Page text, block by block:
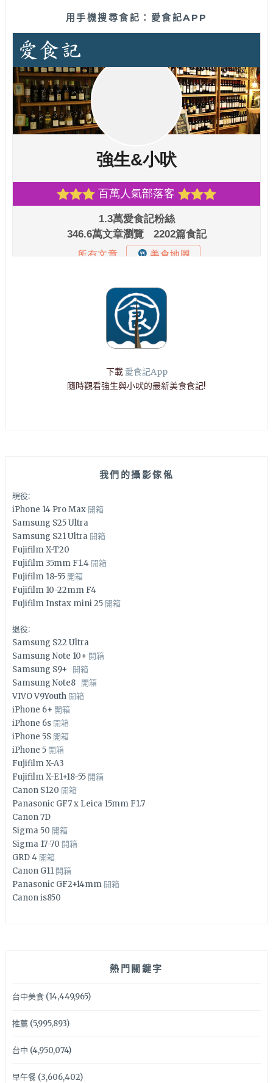
用手機搜尋食記：愛食記APP
下載 愛食記App
隨時觀看強生與小吠的最新美食食記!
我們的攝影傢俬
現役:
iPhone 14 Pro Max 開箱
Samsung S25 Ultra
Samsung S21 Ultra 開箱
Fujifilm X-T20
Fujifilm 35mm F1.4 開箱
Fujifilm 18-55 開箱
Fujifilm 10-22mm F4
Fujifilm Instax mini 25 開箱
退役:
Samsung S22 Ultra
Samsung Note 10+ 開箱
Samsung S9+ 開箱
Samsung Note8 開箱
VIVO V9Youth 開箱
iPhone 6+ 開箱
iPhone 6s 開箱
iPhone 5S 開箱
iPhone 5 開箱
Fujifilm X-A3
Fujifilm X-E1+18-55 開箱
Canon S120 開箱
Panasonic GF7 x Leica 15mm F1.7
Canon 7D
Sigma 50 開箱
Sigma 17-70 開箱
GRD 4 開箱
Canon G11 開箱
Panasonic GF2+14mm 開箱
Canon is850
熱門關鍵字
台中美食(14,449,965)
推薦(5,995,893)
台中 (4,950,074)
早午餐(3,606,402)